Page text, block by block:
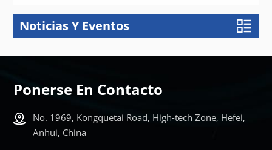
Noticias Y Eventos
Ponerse En Contacto
No. 1969, Kongquetai Road, High-tech Zone, Hefei,
Anhui, China